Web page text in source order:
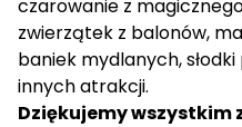
czarowanie z
zwierzątek z balonów,
baniek mydlanych,
innych atrakcji.
Dziękujemy wszystkim